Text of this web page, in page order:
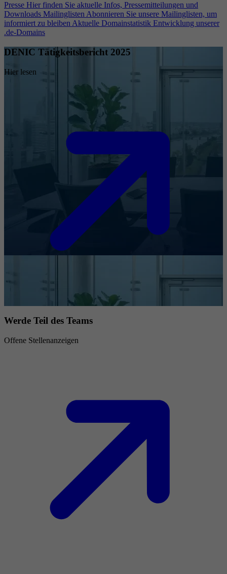
Presse Hier finden Sie aktuelle Infos, Pressemitteilungen und
Downloads Mailinglisten Abonnieren Sie unsere Mailinglisten, um
informiert zu bleiben Aktuelle Domainstatistik Entwicklung unserer
.de-Domains
DENIC Tätigkeitsbericht 2025
Hier lesen
Werde Teil des Teams
Offene Stellenanzeigen